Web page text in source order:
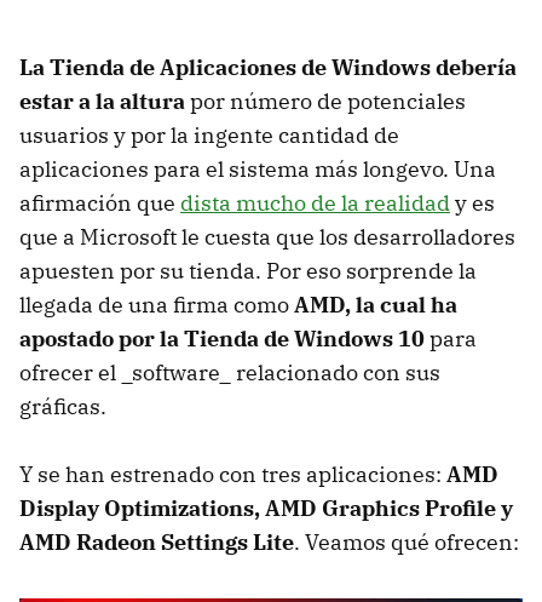
La Tienda de Aplicaciones de Windows debería
estar a la alturapor número de potenciales
usuarios y por la ingente cantidad de
aplicaciones para el sistema más longevo. Una
afirmación que dista mucho de la realidady es
que a Microsoft le cuesta que los desarrolladores
apuesten por su tienda. Por eso sorprende la
llegada de una firma comoAMD, la cual ha
apostado por la Tienda de Windows 10para
ofrecer el _software_ relacionado con sus
gráficas.
Y se han estrenado con tres aplicaciones: AMD
Display Optimizations, AMD Graphics Profile y
AMD Radeon Settings Lite. Veamos qué ofrecen: